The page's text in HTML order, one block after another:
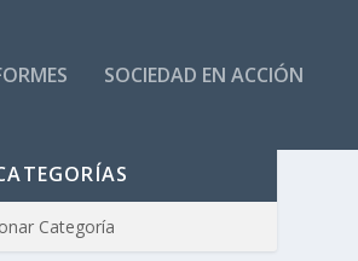
SOCIEDAD EN ACCIÓN